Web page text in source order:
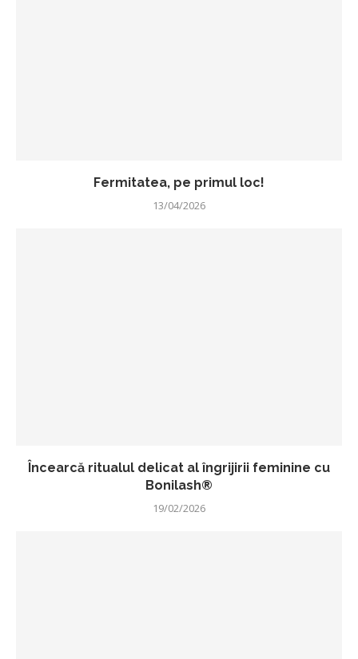
Fermitatea, pe primul loc!
13/04/2026
Încearcă ritualul delicat al îngrijirii feminine cu
Bonilash®
19/02/2026